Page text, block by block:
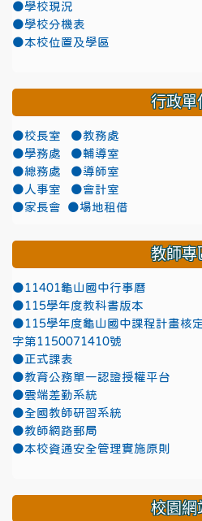
●學校現況
●學校分機表
●本校位置及學區
行政單
●校長室
●教務處
●學務處
●輔導室
●總務處
●導師室
●人事室
●會計室
●家長會
●場地租借
教師專
●11401龜山國中行事曆
●115學年度教科書版本
●115學年度龜山國中課程計畫核
字第1150071410號
●正式課表
●教育公務單一認證授權平台
●雲端差勤系統
●全國教師研習系統
●教師網路郵局
●本校資通安全管理實施原則
校園網